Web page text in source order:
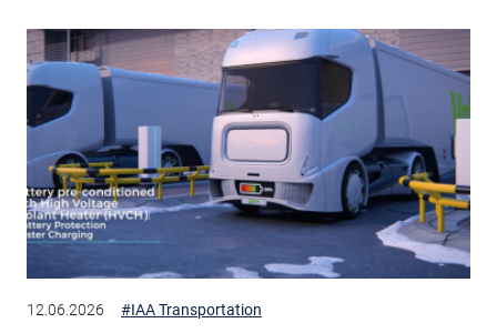
12.06.2026 #IAA Transportation